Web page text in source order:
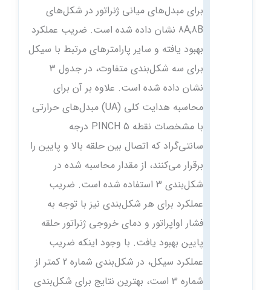
برای مبدل‌های میانی ژنراتور در شکل‌های
8A,8B نشان داده شده است. ضریب عملکرد
بهبود یافته و سایر پارامترهای مرتبط با سیکل
برای سه شکل‌بندی متفاوت، در جدول 3
نشان داده شده است. علاوه بر آن برای
محاسبه هدایت کلی (UA) مبدل‌های حرارتی
با مشخصات نقطه PINCH 5 درجه
سانتی‌گراد که اتصال بین حلقه بالا و پایین را
برقرار می‌کنند، از مقدار محاسبه‌ شده در
شکل‌بندی 3 استفاده شده است. ضریب
عملکرد برای هر شکل‌بندی نیز با توجه به
فشار اواپراتور و دمای خروجی ژنراتور حلقه
پایین بهبود یافت. با وجود اینکه ضریب
عملکرد سیکل، در شکل‌بندی شماره 2 کمتر از
شماره 3 است، بهترین نتایج برای شکل‌بندی